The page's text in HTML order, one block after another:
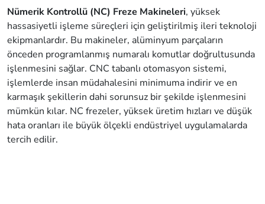
Nümerik Kontrollü (NC) Freze Makineleri, yüksek
hassasiyetli işleme süreçleri için geliştirilmiş ileri teknoloji
ekipmanlardır. Bu makineler, alüminyum parçaların
önceden programlanmış numaralı komutlar doğrultusunda
işlenmesini sağlar. CNC tabanlı otomasyon sistemi,
işlemlerde insan müdahalesini minimuma indirir ve en
karmaşık şekillerin dahi sorunsuz bir şekilde işlenmesini
mümkün kılar. NC frezeler, yüksek üretim hızları ve düşük
hata oranları ile büyük ölçekli endüstriyel uygulamalarda
tercih edilir.